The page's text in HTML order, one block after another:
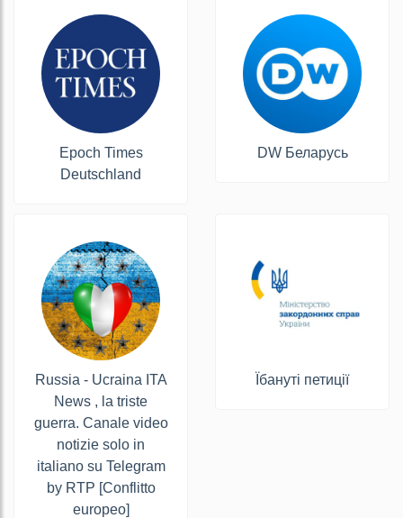
Epoch Times
Deutschland
DW Беларусь
Russia - Ucraina ITA
News , la triste
guerra. Canale video
notizie solo in
italiano su Telegram
by RTP [Conflitto
europeo]
Їбануті петиції